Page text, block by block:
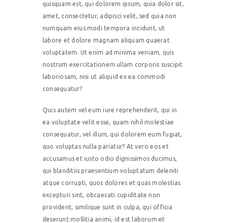
quisquam est, qui dolorem ipsum, quia dolor sit,
amet, consectetur, adipisci velit, sed quia non
numquam eius modi tempora incidunt, ut
labore et dolore magnam aliquam quaerat
voluptatem. Ut enim ad minima veniam, quis
nostrum exercitationem ullam corporis suscipit
laboriosam, nisi ut aliquid ex ea commodi
consequatur?
Quis autem vel eum iure reprehenderit, qui in
ea voluptate velit esse, quam nihil molestiae
consequatur, vel illum, qui dolorem eum fugiat,
quo voluptas nulla pariatur? At vero eos et
accusamus et iusto odio dignissimos ducimus,
qui blanditiis praesentium voluptatum deleniti
atque corrupti, quos dolores et quas molestias
excepturi sint, obcaecati cupiditate non
provident, similique sunt in culpa, qui officia
deserunt mollitia animi, id est laborum et